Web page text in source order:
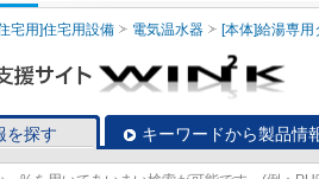
宅用]住宅用設備 電気温水器 [本体]給湯専用
を探す キーワードから製品情